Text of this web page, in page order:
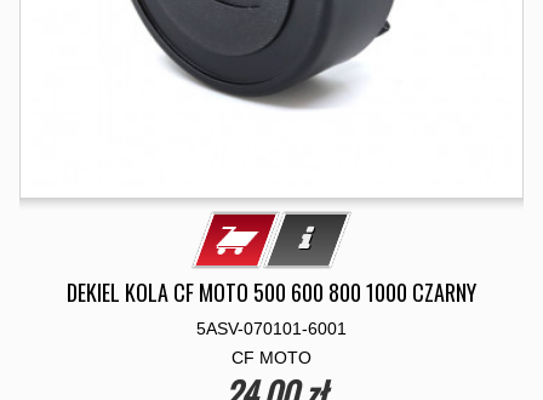
DEKIEL KOLA CF MOTO 500 600 800 1000 CZARNY
5ASV-070101-6001
CF MOTO